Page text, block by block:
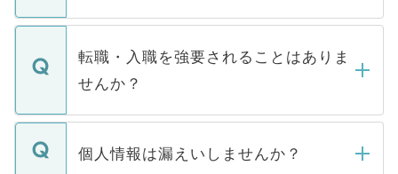
ます。通常、5営業日以内にはご連絡をせて
いただきますので、しばらくお待ちくださ
マイナビDOCTORで取り扱っている求人の
うち約3割は、Webサイトからご覧いただ
けない「非公開求人」です。非公開求人は
下記の理由によって、一般には公開してい
ません。
■応募殺到を避けるため 人気のある医療機
転職・入職を強要されることはありま
せんか？
転職・入職を強要することは一切ありませ
ん。また、仮に応募先から内定をいただい
個人情報は漏えいしませんか？